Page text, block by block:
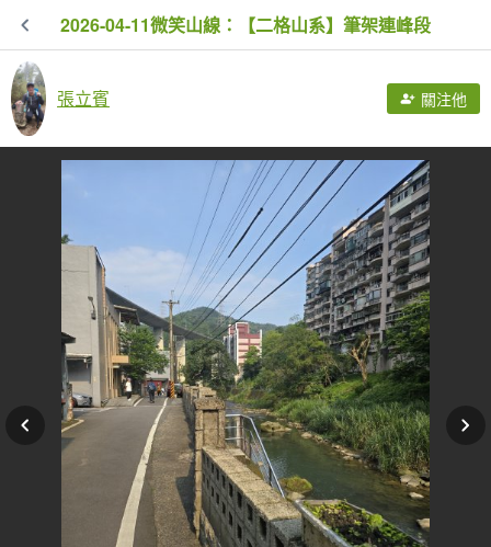
2026-04-11微笑山線：【二格山系】筆架連峰段
張立賓 關注他